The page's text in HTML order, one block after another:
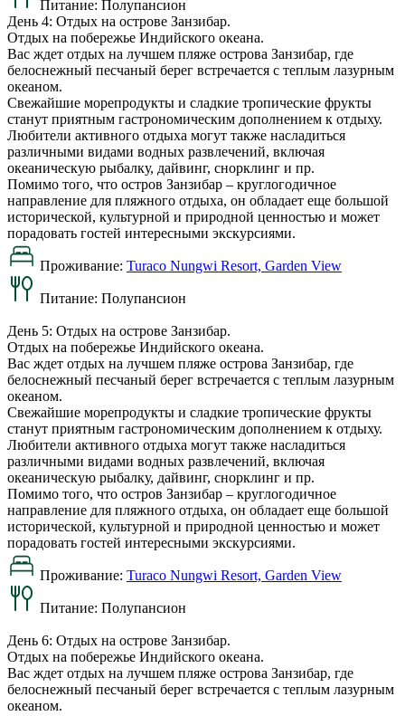
Питание: Полупансион
День 4: Отдых на острове Занзибар.
Отдых на побережье Индийского океана.
Вас ждет отдых на лучшем пляже острова Занзибар, где
белоснежный песчаный берег встречается с теплым лазурным
океаном.
Свежайшие морепродукты и сладкие тропические фрукты
станут приятным гастрономическим дополнением к отдыху.
Любители активного отдыха могут также насладиться
различными видами водных развлечений, включая
океаническую рыбалку, дайвинг, снорклинг и пр.
Помимо того, что остров Занзибар – круглогодичное
направление для пляжного отдыха, он обладает еще большой
исторической, культурной и природной ценностью и может
порадовать гостей интересными экскурсиями.
Проживание: Turaco Nungwi Resort, Garden View
Питание: Полупансион
День 5: Отдых на острове Занзибар.
Отдых на побережье Индийского океана.
Вас ждет отдых на лучшем пляже острова Занзибар, где
белоснежный песчаный берег встречается с теплым лазурным
океаном.
Свежайшие морепродукты и сладкие тропические фрукты
станут приятным гастрономическим дополнением к отдыху.
Любители активного отдыха могут также насладиться
различными видами водных развлечений, включая
океаническую рыбалку, дайвинг, снорклинг и пр.
Помимо того, что остров Занзибар – круглогодичное
направление для пляжного отдыха, он обладает еще большой
исторической, культурной и природной ценностью и может
порадовать гостей интересными экскурсиями.
Проживание: Turaco Nungwi Resort, Garden View
Питание: Полупансион
День 6: Отдых на острове Занзибар.
Отдых на побережье Индийского океана.
Вас ждет отдых на лучшем пляже острова Занзибар, где
белоснежный песчаный берег встречается с теплым лазурным
океаном.